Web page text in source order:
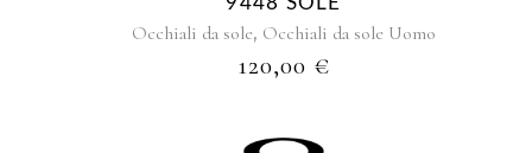
Occhiali da sole, Occhiali da sole Uomo
120,00 €